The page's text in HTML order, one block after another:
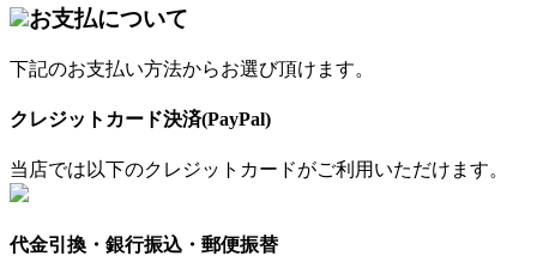
お支払について
下記のお支払い方法からお選び頂けます。
クレジットカード決済(PayPal)
当店では以下のクレジットカードがご利用いただけます。
代金引換・銀行振込・郵便振替